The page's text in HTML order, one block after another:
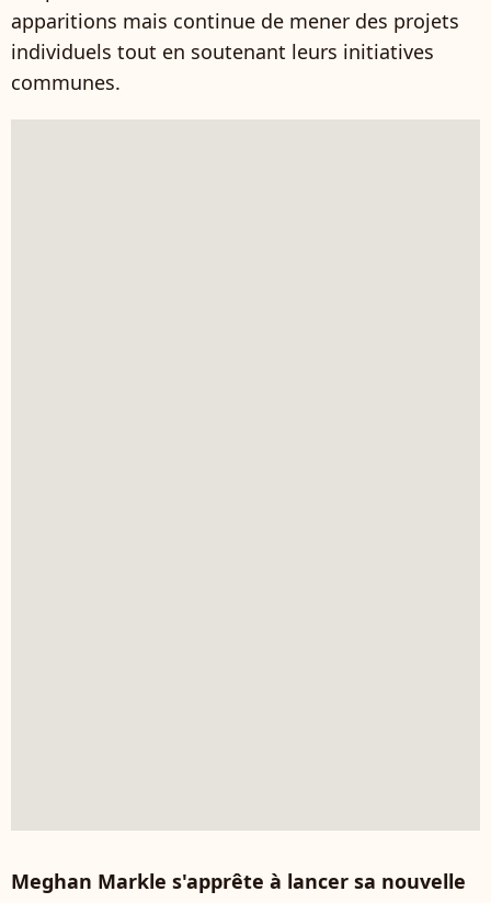
apparitions mais continue de mener des projets
individuels tout en soutenant leurs initiatives
communes.
Meghan Markle s'apprête à lancer sa nouvelle